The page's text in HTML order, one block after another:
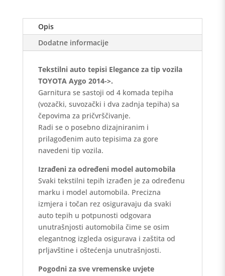
Opis
Dodatne informacije
Tekstilni auto tepisi Elegance za tip vozila
TOYOTA Aygo 2014->.
Garnitura se sastoji od 4 komada tepiha
(vozački, suvozački i dva zadnja tepiha) sa
čepovima za pričvrščivanje.
Radi se o posebno dizajniranim i
prilagođenim auto tepisima za gore
navedeni tip vozila.
Izrađeni za određeni model automobila
Svaki tekstilni tepih izrađen je za određenu
marku i model automobila. Precizna
izmjera i točan rez osiguravaju da svaki
auto tepih u potpunosti odgovara
unutrašnjosti automobila čime se osim
elegantnog izgleda osigurava i zaštita od
prljavštine i oštećenja unutrašnjosti.
Pogodni za sve vremenske uvjete